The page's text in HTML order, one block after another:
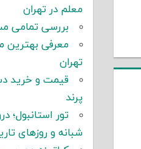
معلم در تهران
بررسی تمامی
معرفی بهترین
تهران
قیمت و خرید
پرند
تور استانبول؛
شبانه و روزهای